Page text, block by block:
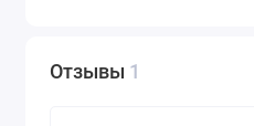
Отзывы 1